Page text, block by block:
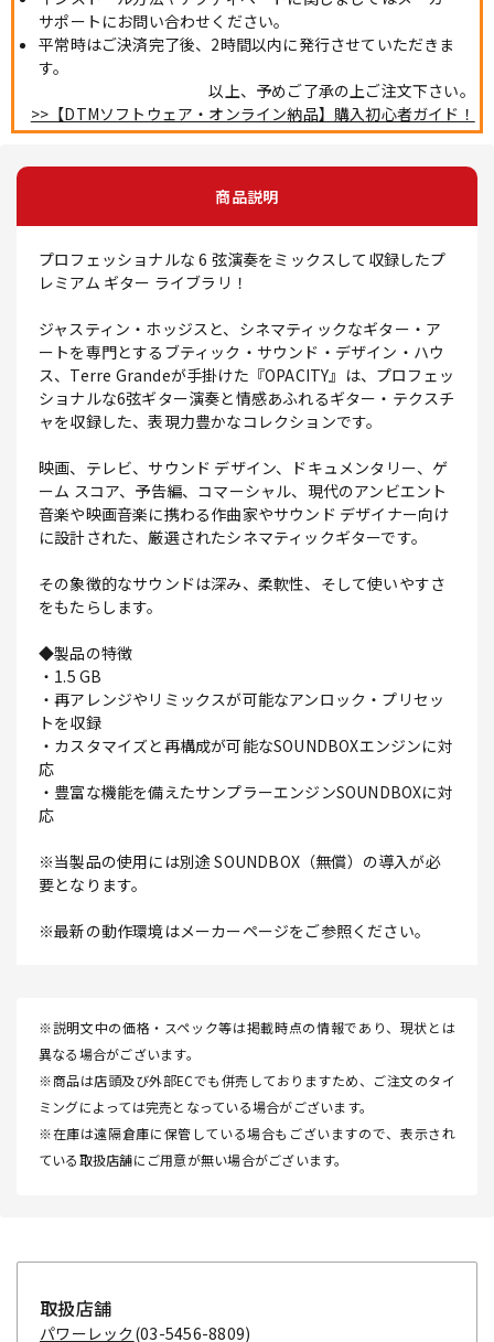
サポートにお問い合わせください。
平常時はご決済完了後、2時間以内に発行させていただきま
す。
以上、予めご了承の上ご注文下さい。
>>【DTMソフトウェア・オンライン納品】購入初心者ガイド！
商品説明
プロフェッショナルな 6 弦演奏をミックスして収録したプ
レミアム ギター ライブラリ！
ジャスティン・ホッジスと、シネマティックなギター・ア
ートを専門とするブティック・サウンド・デザイン・ハウ
ス、Terre Grandeが手掛けた『OPACITY』は、プロフェッ
ショナルな6弦ギター演奏と情感あふれるギター・テクスチ
ャを収録した、表現力豊かなコレクションです。
映画、テレビ、サウンド デザイン、ドキュメンタリー、ゲ
ーム スコア、予告編、コマーシャル、現代のアンビエント
音楽や映画音楽に携わる作曲家やサウンド デザイナー向け
に設計された、厳選されたシネマティックギターです。
その象徴的なサウンドは深み、柔軟性、そして使いやすさ
をもたらします。
◆製品の特徴
・1.5 GB
・再アレンジやリミックスが可能なアンロック・プリセッ
トを収録
・カスタマイズと再構成が可能なSOUNDBOXエンジンに対
応
・豊富な機能を備えたサンプラーエンジンSOUNDBOXに対
応
※当製品の使用には別途 SOUNDBOX（無償）の導入が必
要となります。
※最新の動作環境はメーカーページをご参照ください。
※説明文中の価格・スペック等は掲載時点の情報であり、現状とは
異なる場合がございます。
※商品は店頭及び外部ECでも併売しておりますため、ご注文のタイ
ミングによっては完売となっている場合がございます。
※在庫は遠隔倉庫に保管している場合もございますので、表示され
ている取扱店舗にご用意が無い場合がございます。
取扱店舗
パワーレック (03-5456-8809)